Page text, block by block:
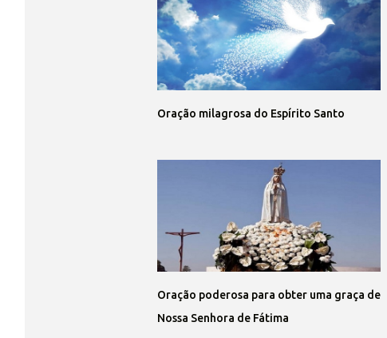
Oração milagrosa do Espírito Santo
Oração poderosa para obter uma graça de
Nossa Senhora de Fátima